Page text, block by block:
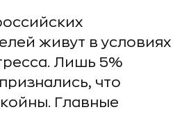
живут в условиях
Лишь 5%
что
Главные